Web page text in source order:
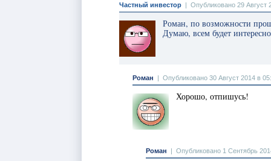
Частный инвестор | Опубликовано 29 Август
Роман, по возможности
Думаю, всем будет
Роман | Опубликовано 30 Август 2014 в
Хорошо, отпишусь!
Роман | Опубликовано 1 Сентябрь